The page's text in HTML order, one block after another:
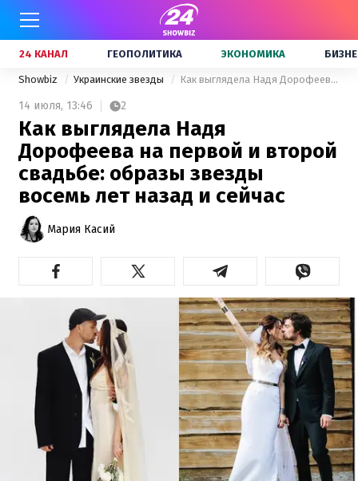
24 КАНАЛ ГЕОПОЛИТИКА ЭКОНОМИКА
Showbiz Украинские звезды Как выглядела Надя Дорофеева на первой и второй свадьбе: образы звезды восемь лет назад и сейчас
14 июля, 13:46 2
Как выглядела Надя
Дорофеева на первой и второй
свадьбе: образы звезды
восемь лет назад и сейчас
Мария Касий